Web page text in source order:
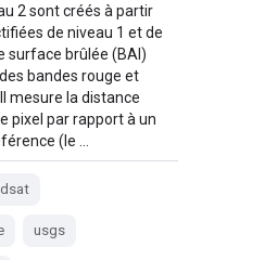
2 sont créés à partir
de niveau 1 et de
surface brûlée (BAI)
bandes rouge et
mesure la distance
pixel par rapport à un
(le …
usgs